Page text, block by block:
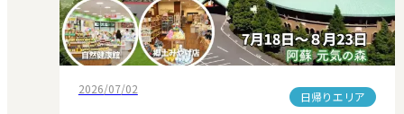
2026/07/02
日帰りエリア